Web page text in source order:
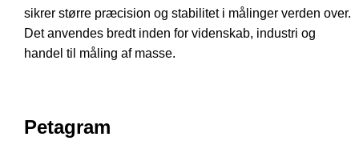
sikrer større præcision og stabilitet i målinger verden over.
Det anvendes bredt inden for videnskab, industri og
handel til måling af masse.
Petagram